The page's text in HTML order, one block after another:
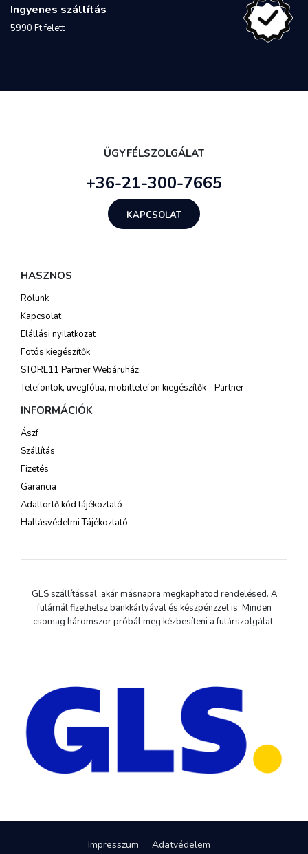
Ingyenes szállítás
5990 Ft felett
ÜGYFÉLSZOLGÁLAT
+36-21-300-7665
KAPCSOLAT
HASZNOS
Rólunk
Kapcsolat
Elállási nyilatkozat
Fotós kiegészítők
STORE11 Partner Webáruház
Telefontok, üvegfólia, mobiltelefon kiegészítők - Partner
INFORMÁCIÓK
Ászf
Szállítás
Fizetés
Garancia
Adattörlő kód tájékoztató
Hallásvédelmi Tájékoztató
GLS szállítással, akár másnapra megkaphatod rendelésed. A
futárnál fizethetsz bankkártyával és készpénzzel is. Minden
csomag háromszor próbál meg kézbesíteni a futárszolgálat.
Impresszum Adatvédelem